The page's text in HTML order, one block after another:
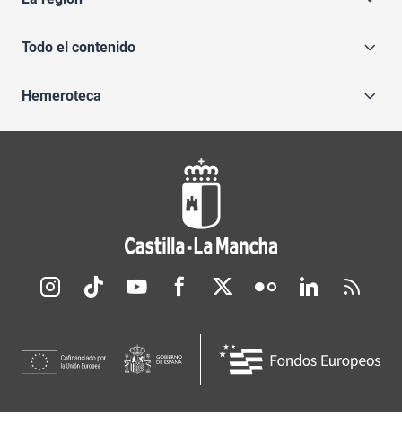
Todo el contenido
Hemeroteca
Redes sociales JCCM